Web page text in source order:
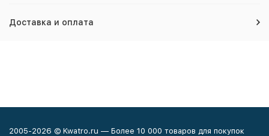
Доставка и оплата
2005-2026 © Kwatro.ru — Более 10 000 товаров для покупок